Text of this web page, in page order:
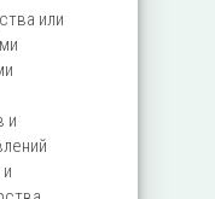
или
и